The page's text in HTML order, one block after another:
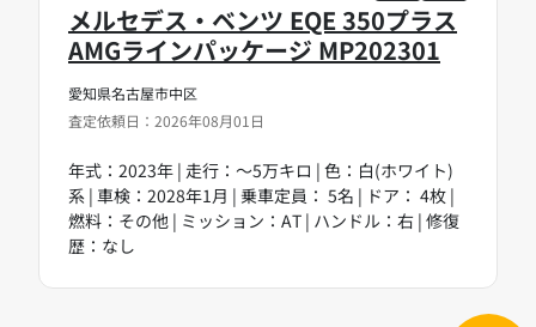
愛知県名古屋市中区
査定依頼日：2026年08月01日
メルセデス・ベンツ EQE 350プラス
AMGラインパッケージ MP202301
年式：2023年 | 走行：～5万キロ | 色：白(ホワイト)
系 | 車検：2028年1月 | 乗車定員： 5名 | ドア： 4枚 |
燃料：その他 | ミッション：AT | ハンドル：右 | 修復
歴：なし